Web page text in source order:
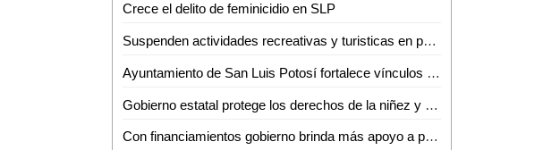
Crece el delito de feminicidio en SLP
Suspenden actividades recreativas y turisticas en presa La Lajilla: Camilo Espino
Ayuntamiento de San Luis Potosí fortalece vínculos culturales y económicos con la ciudad de Mission, Texas
Gobierno estatal protege los derechos de la niñez y juventud potosina
Con financiamientos gobierno brinda más apoyo a personas con discapacidad